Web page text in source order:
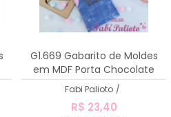
G1.669 Gabarito de Moldes
em MDF Porta Chocolate
Papai 2
Fabi Palioto /
R$ 23,40